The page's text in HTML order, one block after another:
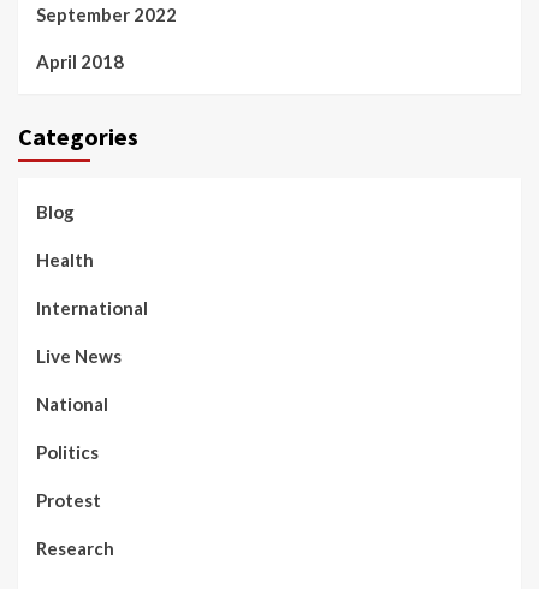
September 2022
April 2018
Categories
Blog
Health
International
Live News
National
Politics
Protest
Research